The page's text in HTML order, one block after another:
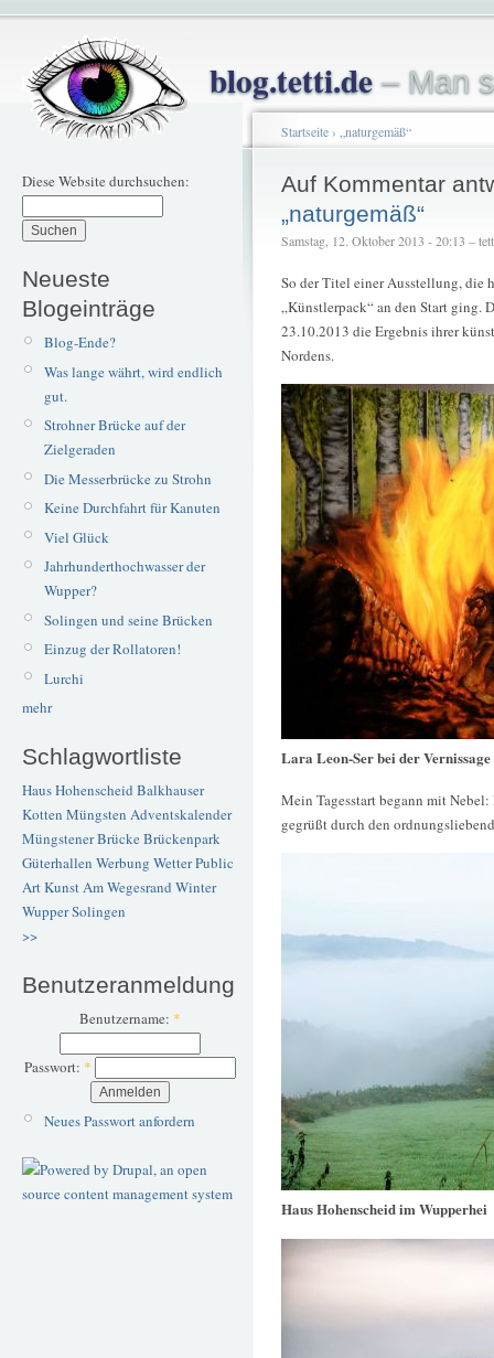
blog.tetti.de– Man
Diese Website durchsuchen:
Neueste
Blogeinträge
Blog-Ende?
Was lange währt, wird endlich
gut.
Strohner Brücke auf der
Zielgeraden
Die Messerbrücke zu Strohn
Keine Durchfahrt für Kanuten
Viel Glück
Jahrhunderthochwasser der
Wupper?
Solingen und seine Brücken
Einzug der Rollatoren!
Lurchi
mehr
Schlagwortliste
Haus Hohenscheid Balkhauser
Kotten Müngsten Adventskalender
Müngstener BrückeBrückenpark
Güterhallen Werbung WetterPublic
ArtKunstAm Wegesrand Winter
WupperSolingen
>>
Benutzeranmeldung
Benutzername: *
Passwort: *
Neues Passwort anfordern
Startseite› „naturgemäß“
Auf Kommentar
„naturgemäß“
Samstag, 12. Oktober 2013 - 20:13 –
So der Titel einer Ausstellung, die
„Künstlerpack“ an den Start ging.
23.10.2013 die Ergebnis ihrer
Nordens.
Lara Leon-Ser bei der
Mein Tagesstart begann mit
gegrüßt durch den
Haus Hohenscheid im Wupperhei